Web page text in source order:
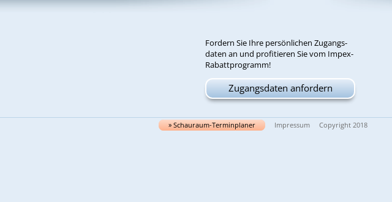
For­dern Sie Ih­re per­sön­li­chen Zu­gangs­
da­ten an und pro­fi­tie­ren Sie vom Im­pex-
Ra­batt­pro­gramm!
Zugangsdaten anfordern
» Schau­raum-Ter­min­pla­ner Impressum Copyright 2018